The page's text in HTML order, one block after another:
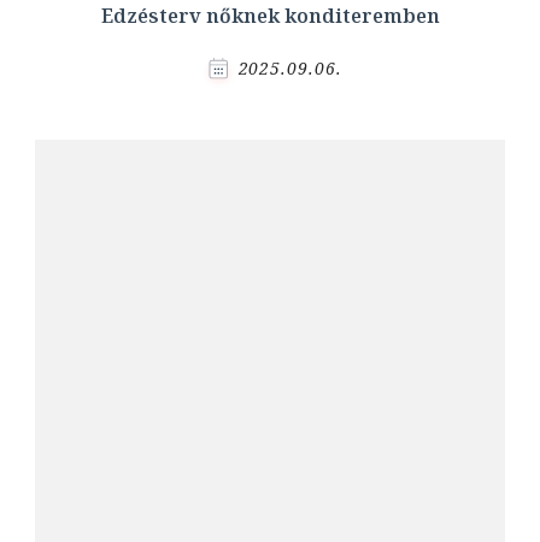
Edzésterv nőknek konditeremben
2025.09.06.